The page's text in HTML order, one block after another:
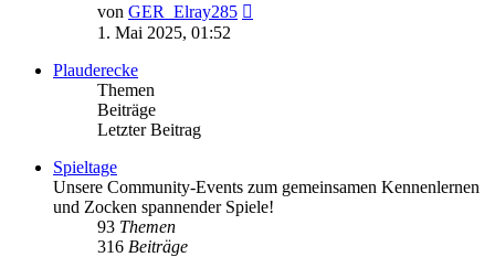
von GER_Elray285
1. Mai 2025, 01:52
Plauderecke
Themen
Beiträge
Letzter Beitrag
Spieltage
Unsere Community-Events zum gemeinsamen Kennenlernen
und Zocken spannender Spiele!
93 Themen
316 Beiträge